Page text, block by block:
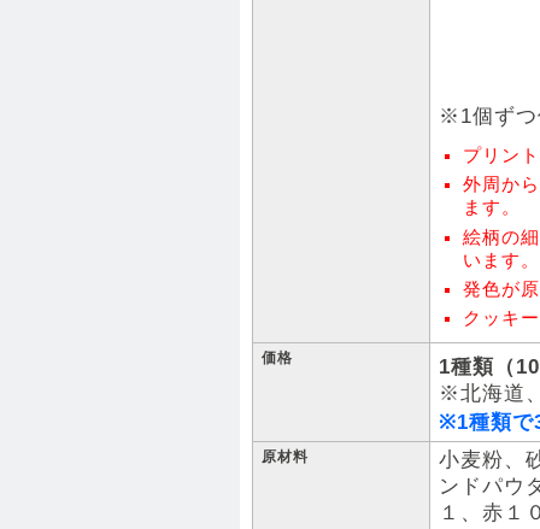
※1個ずつ
プリン
外周か
ます。
絵柄の
います。
発色が
クッキ
価格
1種類（
※北海道
※1種類で
原材料
小麦粉、
ンドパウ
１、赤１